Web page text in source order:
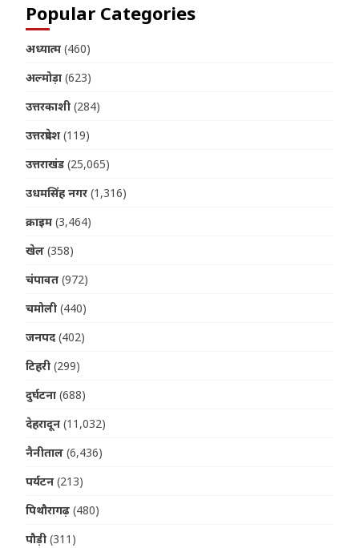
Popular Categories
अध्यात्म (460)
अल्मोड़ा (623)
उत्तरकाशी (284)
उत्तरप्रदेश (119)
उत्तराखंड (25,065)
उधमसिंह नगर (1,316)
क्राइम (3,464)
खेल (358)
चंपावत (972)
चमोली (440)
जनपद (402)
टिहरी (299)
दुर्घटना (688)
देहरादून (11,032)
नैनीताल (6,436)
पर्यटन (213)
पिथौरागढ़ (480)
पौड़ी (311)